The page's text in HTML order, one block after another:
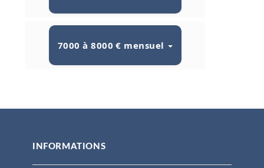
7000 à 8000 € mensuel
INFORMATIONS